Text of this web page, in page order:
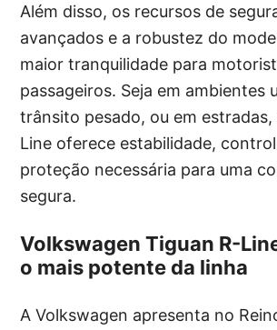
Além disso, os recursos de
avançados e a robustez do
maior tranquilidade para
passageiros. Seja em ambientes
trânsito pesado, ou em estradas,
Line oferece estabilidade,
proteção necessária para uma
segura.
Volkswagen Tiguan R-
o mais potente da linha
A Volkswagen apresenta no